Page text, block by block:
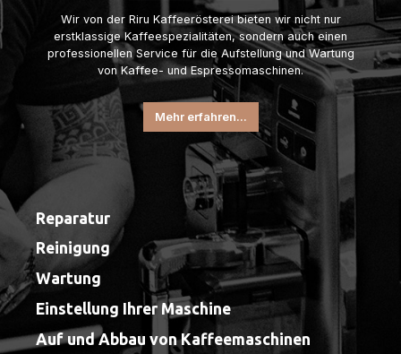
Wir von der Riru Kaffeerösterei bieten wir nicht nur
erstklassige Kaffeespezialitäten, sondern auch einen
professionellen Service für die Aufstellung und Wartung
von Kaffee- und Espressomaschinen.
Mehr erfahren...
Reparatur
Reinigung
Wartung
Einstellung Ihrer Maschine
Auf und Abbau von Kaffeemaschinen